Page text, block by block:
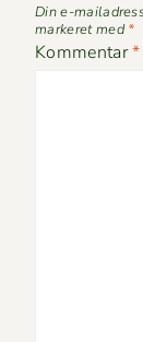
Din e-
markeret med*
Kommentar*